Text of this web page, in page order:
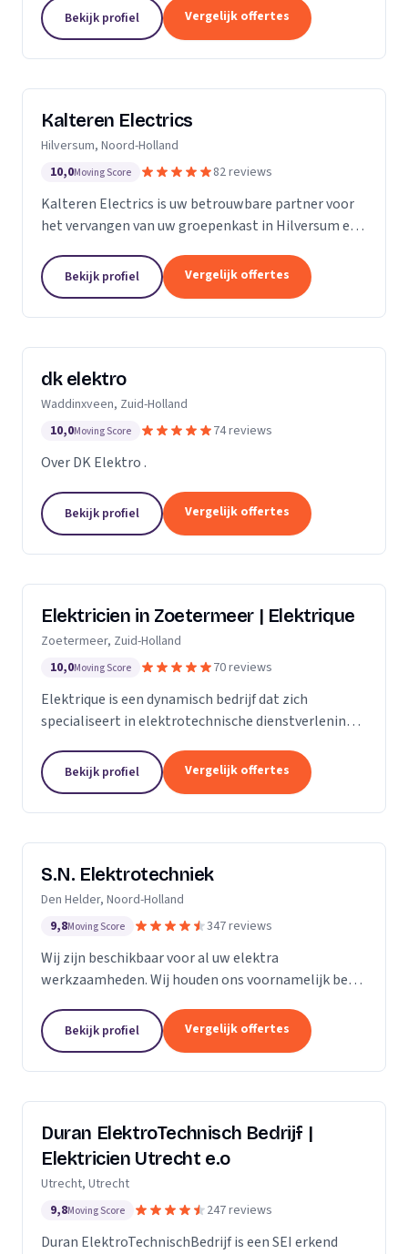
Bekijk profiel Vergelijk offertes
Kalteren Electrics
Hilversum, Noord-Holland
10,0Moving Score 82 reviews
Kalteren Electrics is uw betrouwbare partner voor
het vervangen van uw groepenkast in Hilversum en
benodigde diploma's en certificeringen, sta ik klaar
om u...
Bekijk profiel Vergelijk offertes
dk elektro
Waddinxveen, Zuid-Holland
10,0Moving Score 74 reviews
Over DK Elektro .
Bekijk profiel Vergelijk offertes
Elektricien in Zoetermeer | Elektrique
Zoetermeer, Zuid-Holland
10,0Moving Score 70 reviews
Elektrique is een dynamisch bedrijf dat zich
specialiseert in elektrotechnische dienstverlening.
klanttevredenheid, streven we ernaar om elke klus,
groot of...
Bekijk profiel Vergelijk offertes
S.N. Elektrotechniek
Den Helder, Noord-Holland
9,8Moving Score 347 reviews
Wij zijn beschikbaar voor al uw elektra
werkzaamheden. Wij houden ons voornamelijk bezig
groepenkastinstallaties & laadpalen.
Bekijk profiel Vergelijk offertes
Duran ElektroTechnisch Bedrijf |
Elektricien Utrecht e.o
Utrecht, Utrecht
9,8Moving Score 247 reviews
Duran ElektroTechnischBedrijf is een SEI erkend